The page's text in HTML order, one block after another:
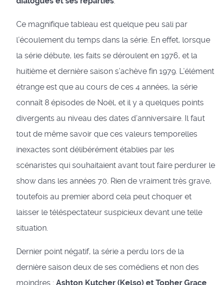
Ce magnifique tableau est quelque peu sali par
l’écoulement du temps dans la série. En effet, lorsque
la série débute, les faits se déroulent en 1976, et la
huitième et dernière saison s’achève fin 1979. L’élément
étrange est que au cours de ces 4 années, la série
connaît 8 épisodes de Noël, et il y a quelques points
divergents au niveau des dates d’anniversaire. Il faut
tout de même savoir que ces valeurs temporelles
inexactes sont délibérément établies par les
scénaristes qui souhaitaient avant tout faire perdurer le
show dans les années 70. Rien de vraiment très grave,
toutefois au premier abord cela peut choquer et
laisser le téléspectateur suspicieux devant une telle
situation.
Dernier point négatif, la série a perdu lors de la
dernière saison deux de ses comédiens et non des
moindres : Ashton Kutcher (Kelso) et Topher Grace